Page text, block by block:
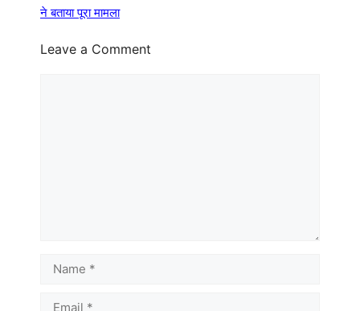
ने बताया पूरा मामला
Leave a Comment
Name
Email